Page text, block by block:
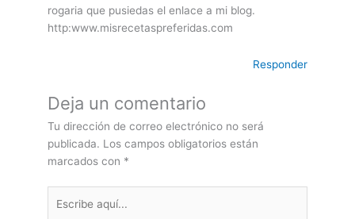
rogaria que pusiedas el enlace a mi blog.
http:www.misrecetaspreferidas.com
Responder
Deja un comentario
Tu dirección de correo electrónico no será
publicada. Los campos obligatorios están
marcados con *
aquí...